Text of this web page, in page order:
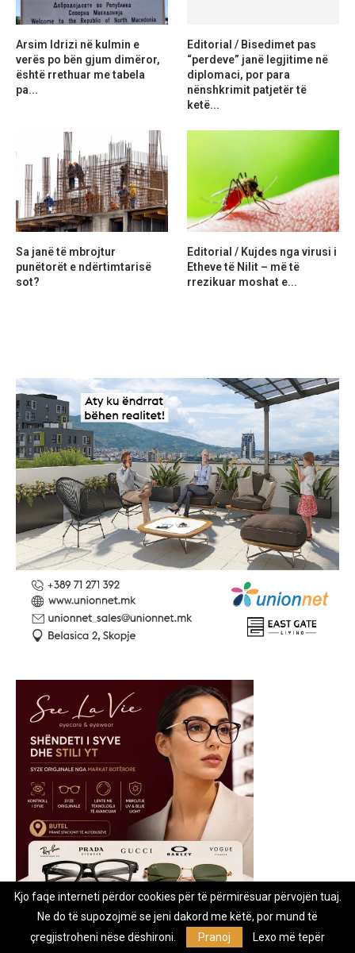
Arsim Idrizi në kulmin e
verës po bën gjum dimëror,
është rrethuar me tabela
pa...
Editorial / Bisedimet pas
“perdeve” janë legjitime në
diplomaci, por para
nënshkrimit patjetër të
ketë...
Sa janë të mbrojtur
punëtorët e ndërtimtarisë
sot?
Editorial / Kujdes nga virusi i
Etheve të Nilit – më të
rrezikuar moshat e...
Kjo faqe interneti përdor cookies për të përmirësuar përvojën tuaj.
Ne do të supozojmë se jeni dakord me këtë, por mund të
çregjistroheni nëse dëshironi.
Pranoj Lexo më tepër